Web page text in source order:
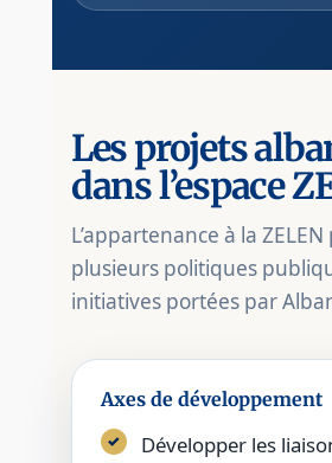
Les projets
dans l’espace
L’appartenance à la
plusieurs politiques
initiatives portées par
Axes de développement
Développer les